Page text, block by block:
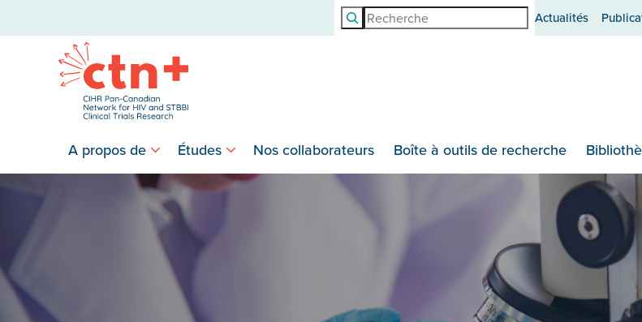
Recherche Actualités
A propos de Études Nos collaborateurs Boîte à outils de recherche